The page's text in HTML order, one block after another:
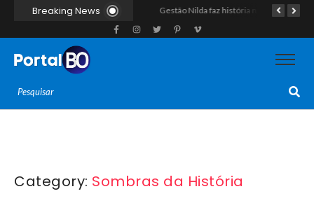
Breaking News Gestão Nilda faz história na segurança pública e coloca a Guarda Municipal como a primeira do RN operando fuzis
Category: Sombras da História